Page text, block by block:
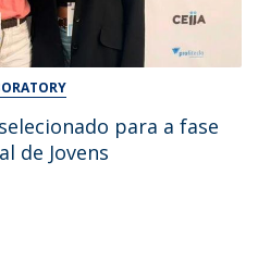
para a fase
de Jovens